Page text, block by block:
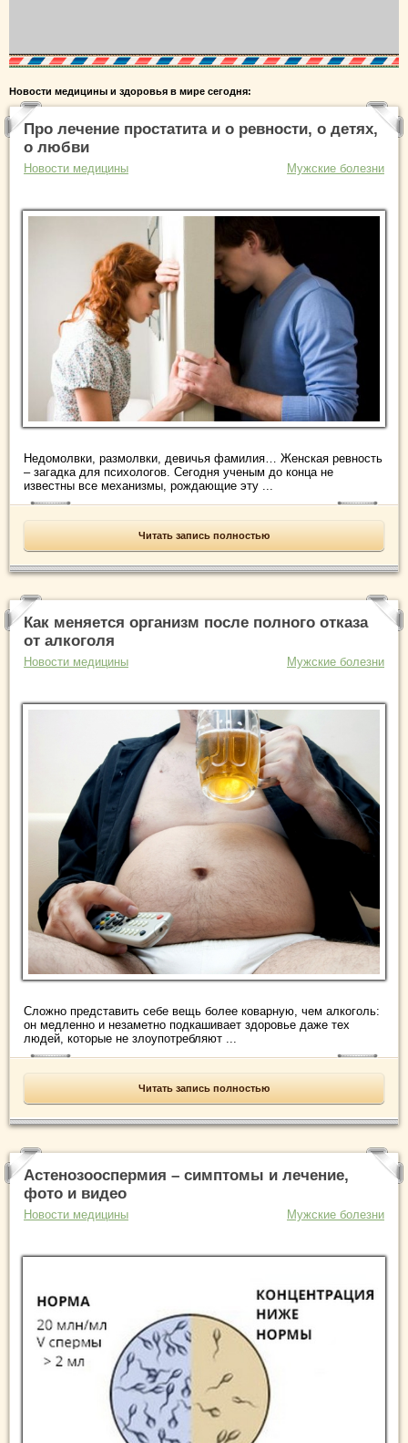
Новости медицины и здоровья в мире сегодня:
Про лечение простатита и о ревности, о детях,
о любви
Новости медицины Мужские болезни
Недомолвки, размолвки, девичья фамилия… Женская ревность
– загадка для психологов. Сегодня ученым до конца не
известны все механизмы, рождающие эту ...
Читать запись полностью
Как меняется организм после полного отказа
от алкоголя
Новости медицины Мужские болезни
Сложно представить себе вещь более коварную, чем алкоголь:
он медленно и незаметно подкашивает здоровье даже тех
людей, которые не злоупотребляют ...
Читать запись полностью
Астенозооспермия – симптомы и лечение,
фото и видео
Новости медицины Мужские болезни